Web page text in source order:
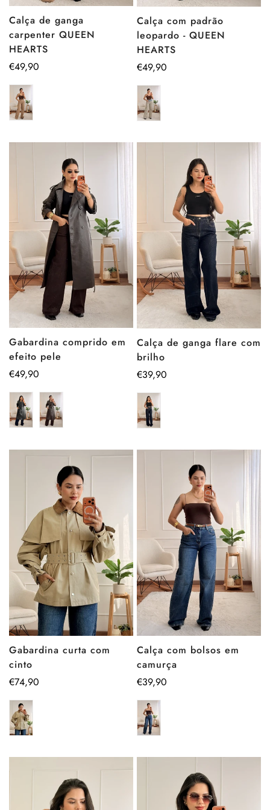
Calça de ganga
carpenter QUEEN
HEARTS
Preço
€49,90
Calça com padrão
leopardo - QUEEN
HEARTS
Preço
€49,90
Gabardina comprido em
efeito pele
Preço
€49,90
Calça de ganga flare com
brilho
Preço
€39,90
Gabardina curta com
cinto
Preço
€74,90
Calça com bolsos em
camurça
Preço
€39,90